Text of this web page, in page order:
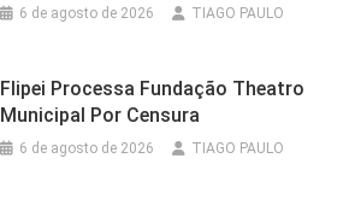
6 de agosto de 2026 TIAGO PAULO
Flipei Processa Fundação Theatro
Municipal Por Censura
6 de agosto de 2026 TIAGO PAULO